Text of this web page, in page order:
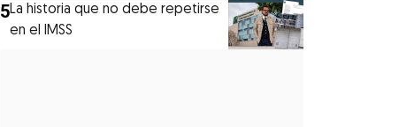
5La historia que no debe repetirse
en el IMSS